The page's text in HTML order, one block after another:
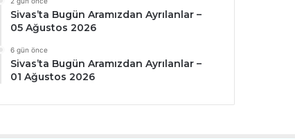
Sivas’ta Bugün Aramızdan Ayrılanlar –
05 Ağustos 2026
6 gün önce
Sivas’ta Bugün Aramızdan Ayrılanlar –
01 Ağustos 2026